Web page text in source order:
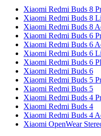
Xiaomi Redmi Buds 8
Xiaomi Redmi Buds 8
Xiaomi Redmi Buds 8
Xiaomi Redmi Buds 6
Xiaomi Redmi Buds 6
Xiaomi Redmi Buds 6
Xiaomi Redmi Buds 6
Xiaomi Redmi Buds 6
Xiaomi Redmi Buds 5
Xiaomi Redmi Buds 5
Xiaomi Redmi Buds 4
Xiaomi Redmi Buds 4
Xiaomi Redmi Buds 4
Xiaomi OpenWear